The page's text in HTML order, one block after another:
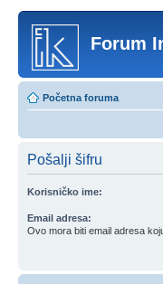
Forum
Početna foruma
Pošalji šifru
Korisničko ime:
Email adresa:
Ovo mora biti email adresa